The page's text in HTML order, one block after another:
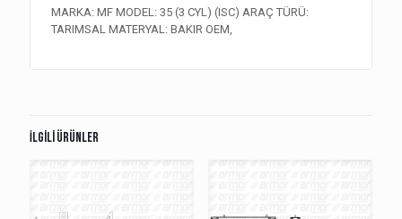
MARKA: MF MODEL: 35 (3 CYL) (ISC) ARAÇ TÜRÜ:
TARIMSAL MATERYAL: BAKIR OEM,
İlgili ürünler